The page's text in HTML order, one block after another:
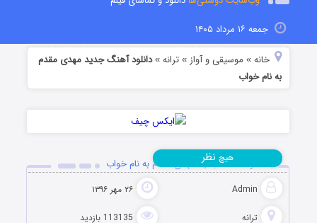
جمعه ۱۶ مرداد ۱۴۰۵
خانه » موسیقی و آواز »ترانه »دانلود آهنگ جدید مهدی مقدم
به نام خواب
دانلود آهنگ جدید مهدی مقدم به نام خواب
Admin ۲۶ مهر ۱۳۹۶
ترانه 113135 بازدید
هیچ نظر